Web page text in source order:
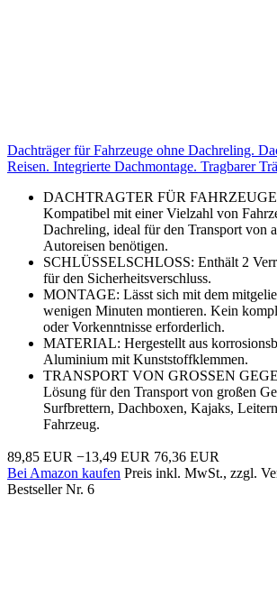
Dachträger für Fahrzeuge ohne Dachreling.
Reisen. Integrierte Dachmontage. Tragbarer
DACHTRAGTER FÜR
Kompatibel mit einer Vielzahl von
Dachreling, ideal für den Transport von
Autoreisen benötigen.
SCHLÜSSELSCHLOSS: Enthält 2
für den Sicherheitsverschluss.
MONTAGE: Lässt sich mit dem
wenigen Minuten montieren. Kein
oder Vorkenntnisse erforderlich.
MATERIAL: Hergestellt aus
Aluminium mit Kunststoffklemmen.
TRANSPORT VON GROSSEN
Lösung für den Transport von großen
Surfbrettern, Dachboxen, Kajaks,
Fahrzeug.
89,85 EUR −13,49 EUR 76,36 EUR
Bei Amazon kaufen Preis inkl. MwSt., zzgl.
Bestseller Nr. 6